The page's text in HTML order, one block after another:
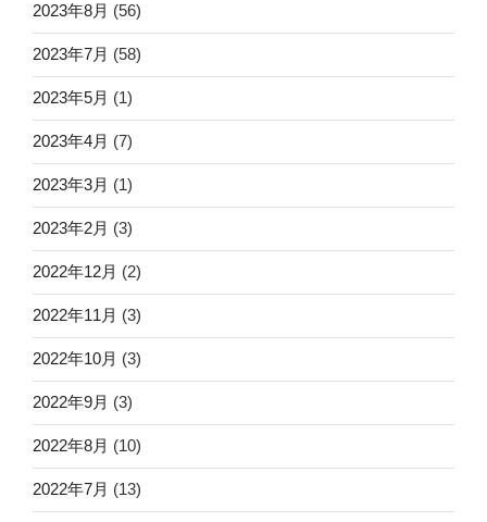
2023年8月 (56)
2023年7月 (58)
2023年5月 (1)
2023年4月 (7)
2023年3月 (1)
2023年2月 (3)
2022年12月 (2)
2022年11月 (3)
2022年10月 (3)
2022年9月 (3)
2022年8月 (10)
2022年7月 (13)